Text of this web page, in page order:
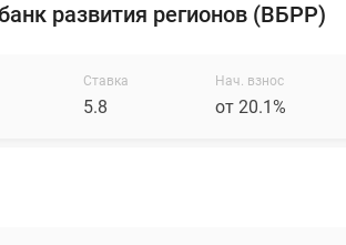
развития регионов (ВБРР)
Ставка
5.8
Нач. взнос
от 20.1%